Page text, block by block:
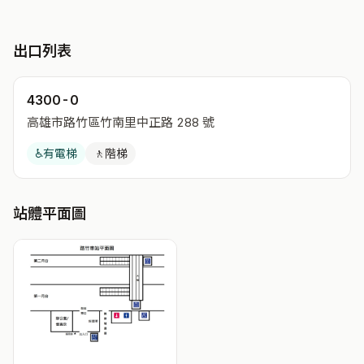
出口列表
4300-0
高雄市路竹區竹南里中正路 288 號
♿有電梯 🚶 階梯
站體平面圖